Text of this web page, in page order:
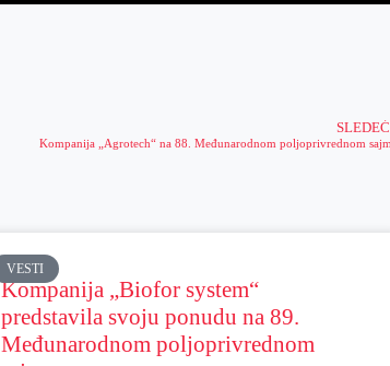
Kompanija „Agrotech“ na 88. Međunarodnom poljoprivrednom
VESTI
Kompanija „Biofor system“
predstavila svoju ponudu na 89.
Međunarodnom poljoprivrednom